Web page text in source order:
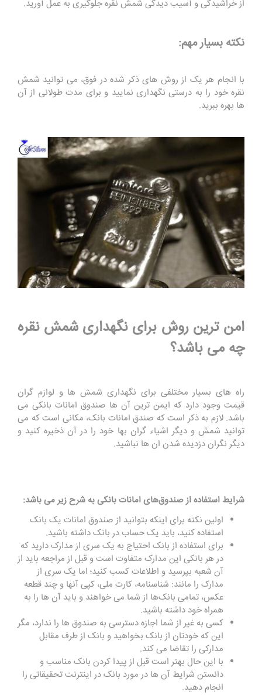
از خراشیدگی و آسیب دیدگی شمش نقره جلوگیری به عمل آورید.
نکته بسیار مهم:
با انجام هر یک از روش های ذکر شده در فوق، می‌ توانید شمش
نقره خود را به درستی نگهداری نمایید و برای مدت طولانی از آن
‌ها بهره ببرید.
امن ‌ترین روش برای نگهداری شمش نقره
چه می باشد؟
راه های بسیار مختلفی برای نگهداری شمش ها و لوازم گران
قیمت وجود دارد که ایمن ترین آن ها صندوق امانات بانکی می
باشد. لازم به ذکر است که صندق امانات بانک، مکانی است که می
‌توانید شمش و دیگر اشیاء گران ‌بها خود را در آن ذخیره کنید و
دیگر نگران دزدیده شدن ان ها نباشید.
شرایط استفاده از صندوق‌های امانات بانکی به شرح زیر می باشد:
اولین نکته برای اینکه بتوانید از صندوق امانات یک بانک
استفاده کنید، باید یک حساب در بانک داشته باشید.
برای استفاده از بانک احتیاج به یک سری از مدارک دارید که
در هر بانکی این مدارک متفاوت است و قبل از مراجعه باید از
آن شعبه بپرسید و اطلاعات کسب کنید؛ اما یک سری از
مدارک را مانند: شناسنامه، کارت ملی، کپی آنها و چند قطعه
عکس، تمامی بانک‌ها از شما می خواهند و باید آن ها را به
همراه خود داشته باشید.
کسی به غیر از شما اجازه دسترسی به صندوق ‌ها را ندارد، مگر
این که خودتان از بانک بخواهید و بانک از طرف مقابل
مدارکی را تقاضا می‌ کند.
با این حال بهتر است قبل از پیدا کردن بانک مناسب و
دانستن شرایط آن‌ ها در مورد بانک در اینترنت تحقیقاتی را
انجام دهید.